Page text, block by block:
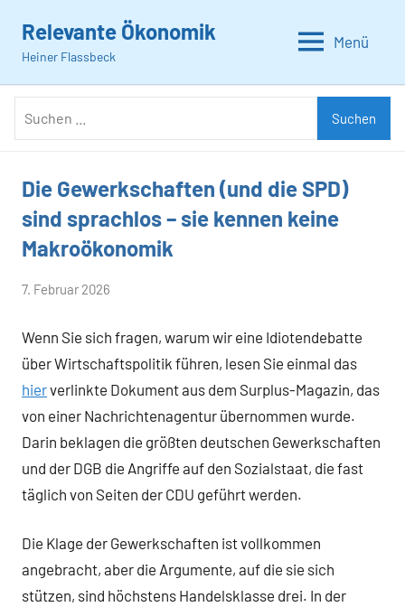
Inhalt
springen
Relevante Ökonomik
Heiner Flassbeck
Menü
Suchen
Allgemein
Die Gewerkschaften (und die SPD)
sind sprachlos – sie kennen keine
Makroökonomik
von
Flassbeck
7. Februar 2026
Wenn Sie sich fragen, warum wir eine Idiotendebatte
über Wirtschaftspolitik führen, lesen Sie einmal das
hierverlinkte Dokument aus dem Surplus-Magazin, das
von einer Nachrichtenagentur übernommen wurde.
Darin beklagen die größten deutschen Gewerkschaften
und der DGB die Angriffe auf den Sozialstaat, die fast
täglich von Seiten der CDU geführt werden.
Die Klage der Gewerkschaften ist vollkommen
angebracht, aber die Argumente, auf die sie sich
stützen, sind höchstens Handelsklasse drei. In der